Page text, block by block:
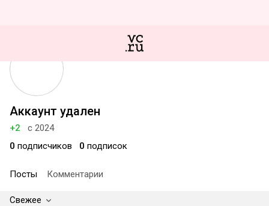
Аккаунт удален
+2
с 2024
0 подписчиков 0 подписок
Посты Комментарии
Свежее